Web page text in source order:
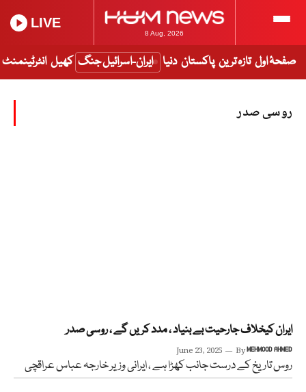
8 Aug, 2026
LIVE
صفحۂ اول تازہ ترین پاکستان دنیا ایران-اسرائیل جنگ کھیل انٹرٹینمنٹ
روسی صدر
ایران کیخلاف جارحیت بے بنیاد ، مدد کریں گے ، روسی صدر
June 23, 2025 ByMEHMOOD AHMED
روس تاریخ کے درست جانب کھڑا ہے ، ایرانی وزیر خارجہ عباس عراقچی